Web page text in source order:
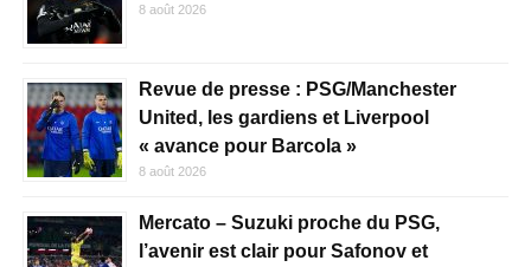
8 août 2026
Revue de presse : PSG/Manchester
United, les gardiens et Liverpool
« avance pour Barcola »
8 août 2026
Mercato – Suzuki proche du PSG,
l’avenir est clair pour Safonov et